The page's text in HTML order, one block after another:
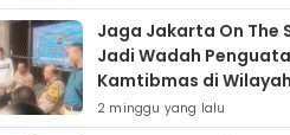
Jaga Jakarta On The
Jadi Wadah
Kamtibmas di Wilayah
Kampung Bali
2 minggu yang lalu